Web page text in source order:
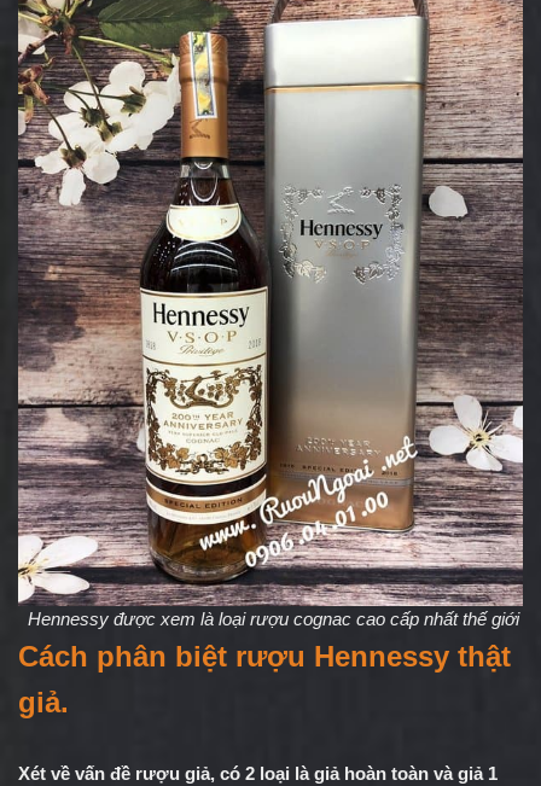
Hennessy được xem là loại rượu cognac cao cấp nhất thế giới
Cách phân biệt rượu Hennessy thật
giả.
Xét về vấn đề rượu giả, có 2 loại là giả hoàn toàn và giả 1